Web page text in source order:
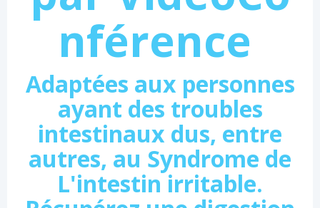
nférence
Adaptées aux personnes
ayant des troubles
intestinaux dus, entre
autres, au Syndrome de
L'intestin irritable.